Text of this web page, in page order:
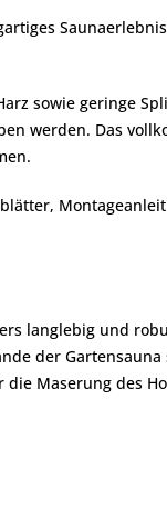
sowie geringe
werden. Das
langlebig und
der
Maserung des